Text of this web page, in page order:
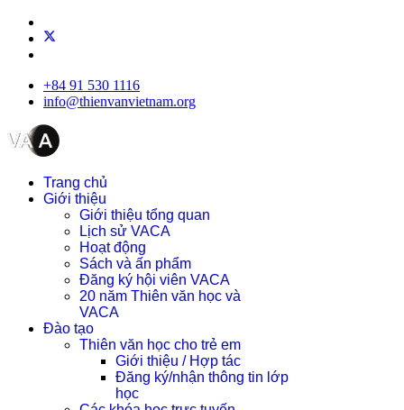
+84 91 530 1116
info@thienvanvietnam.org
Trang chủ
Giới thiệu
Giới thiệu tổng quan
Lịch sử VACA
Hoạt động
Sách và ấn phẩm
Đăng ký hội viên VACA
20 năm Thiên văn học và
VACA
Đào tạo
Thiên văn học cho trẻ em
Giới thiệu / Hợp tác
Đăng ký/nhận thông tin lớp
học